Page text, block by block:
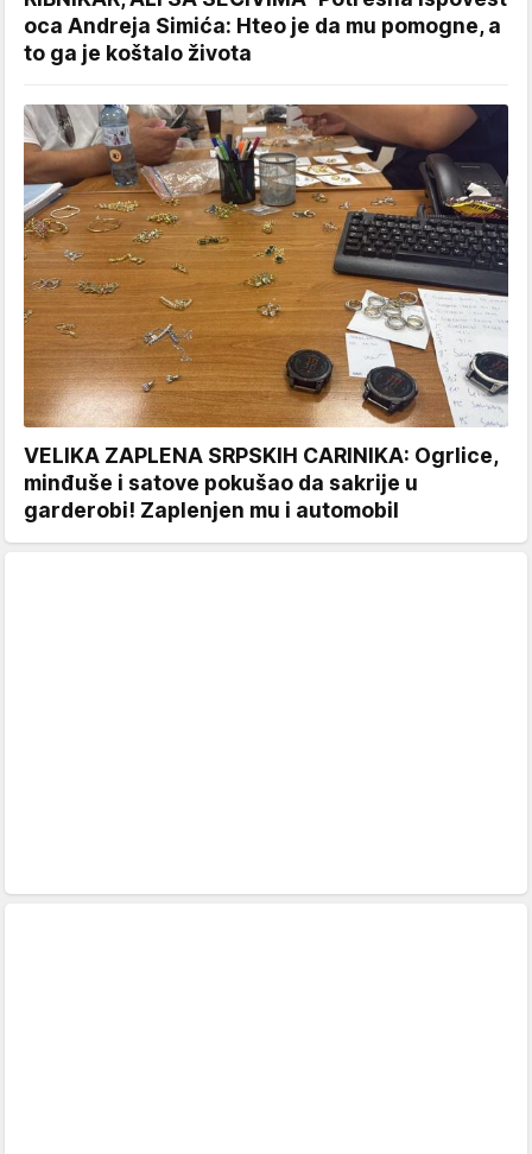
oca Andreja Simića: Hteo je da mu pomogne, a
to ga je koštalo života
VELIKA ZAPLENA SRPSKIH CARINIKA: Ogrlice,
minđuše i satove pokušao da sakrije u
garderobi! Zaplenjen mu i automobil